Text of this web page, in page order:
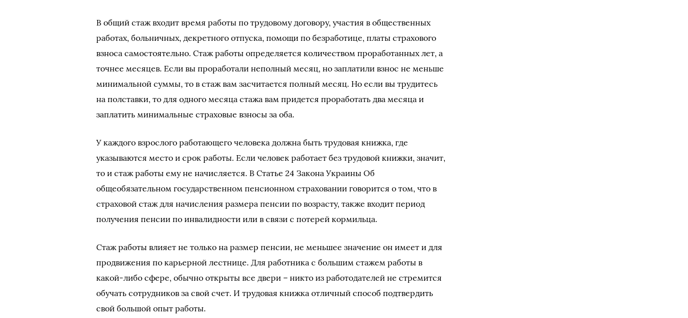
В общий стаж входит время работы по трудовому договору, участия в общественных
работах, больничных, декретного отпуска, помощи по безработице, платы страхового
взноса самостоятельно. Стаж работы определяется количеством проработанных лет, а
точнее месяцев. Если вы проработали неполный месяц, но заплатили взнос не меньше
минимальной суммы, то в стаж вам засчитается полный месяц. Но если вы трудитесь
на полставки, то для одного месяца стажа вам придется проработать два месяца и
заплатить минимальные страховые взносы за оба.
У каждого взрослого работающего человека должна быть трудовая книжка, где
указываются место и срок работы. Если человек работает без трудовой книжки, значит,
то и стаж работы ему не начисляется. В Статье 24 Закона Украины Об
общеобязательном государственном пенсионном страховании говорится о том, что в
страховой стаж для начисления размера пенсии по возрасту, также входит период
получения пенсии по инвалидности или в связи с потерей кормильца.
Стаж работы влияет не только на размер пенсии, не меньшее значение он имеет и для
продвижения по карьерной лестнице. Для работника с большим стажем работы в
какой-либо сфере, обычно открыты все двери – никто из работодателей не стремится
обучать сотрудников за свой счет. И трудовая книжка отличный способ подтвердить
свой большой опыт работы.